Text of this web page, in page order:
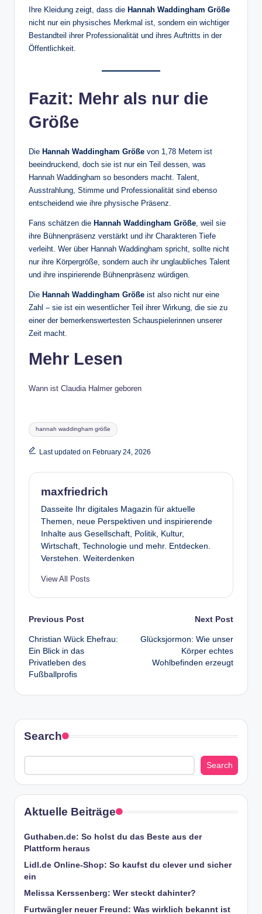
Ihre Kleidung zeigt, dass die Hannah Waddingham Größe
nicht nur ein physisches Merkmal ist, sondern ein wichtiger
Bestandteil ihrer Professionalität und ihres Auftritts in der
Öffentlichkeit.
Fazit: Mehr als nur die
Größe
Die Hannah Waddingham Größe von 1,78 Metern ist
beeindruckend, doch sie ist nur ein Teil dessen, was
Hannah Waddingham so besonders macht. Talent,
Ausstrahlung, Stimme und Professionalität sind ebenso
entscheidend wie ihre physische Präsenz.
Fans schätzen die Hannah Waddingham Größe , weil sie
ihre Bühnenpräsenz verstärkt und ihr Charakteren Tiefe
verleiht. Wer über Hannah Waddingham spricht, sollte nicht
nur ihre Körpergröße, sondern auch ihr unglaubliches Talent
und ihre inspirierende Bühnenpräsenz würdigen.
Die Hannah Waddingham Größe ist also nicht nur eine
Zahl – sie ist ein wesentlicher Teil ihrer Wirkung, die sie zu
einer der bemerkenswertesten Schauspielerinnen unserer
Zeit macht.
Mehr Lesen
Wann ist Claudia Halmer geboren
Tags:
hannah waddingham größe
Last updated on February 24, 2026
maxfriedrich
Dasseite Ihr digitales Magazin für aktuelle
Themen, neue Perspektiven und inspirierende
Inhalte aus Gesellschaft, Politik, Kultur,
Wirtschaft, Technologie und mehr. Entdecken.
Verstehen. Weiterdenken
View All Posts
Post
navigation
Previous Post
Christian Wück Ehefrau:
Ein Blick in das
Privatleben des
Fußballprofis
Next Post
Glücksjormon: Wie unser
Körper echtes
Wohlbefinden erzeugt
Search
Search
Aktuelle Beiträge
Guthaben.de: So holst du das Beste aus der
Plattform heraus
Lidl.de Online-Shop: So kaufst du clever und sicher
ein
Melissa Kerssenberg: Wer steckt dahinter?
Furtwängler neuer Freund: Was wirklich bekannt ist